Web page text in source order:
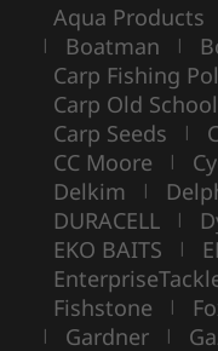
Aqua Products
| Boatman |
Carp Fishing
Carp Old School
Carp Seeds |
CC Moore |
Delkim |
DURACELL |
EKO BAITS |
Fishstone |
| Gardner |